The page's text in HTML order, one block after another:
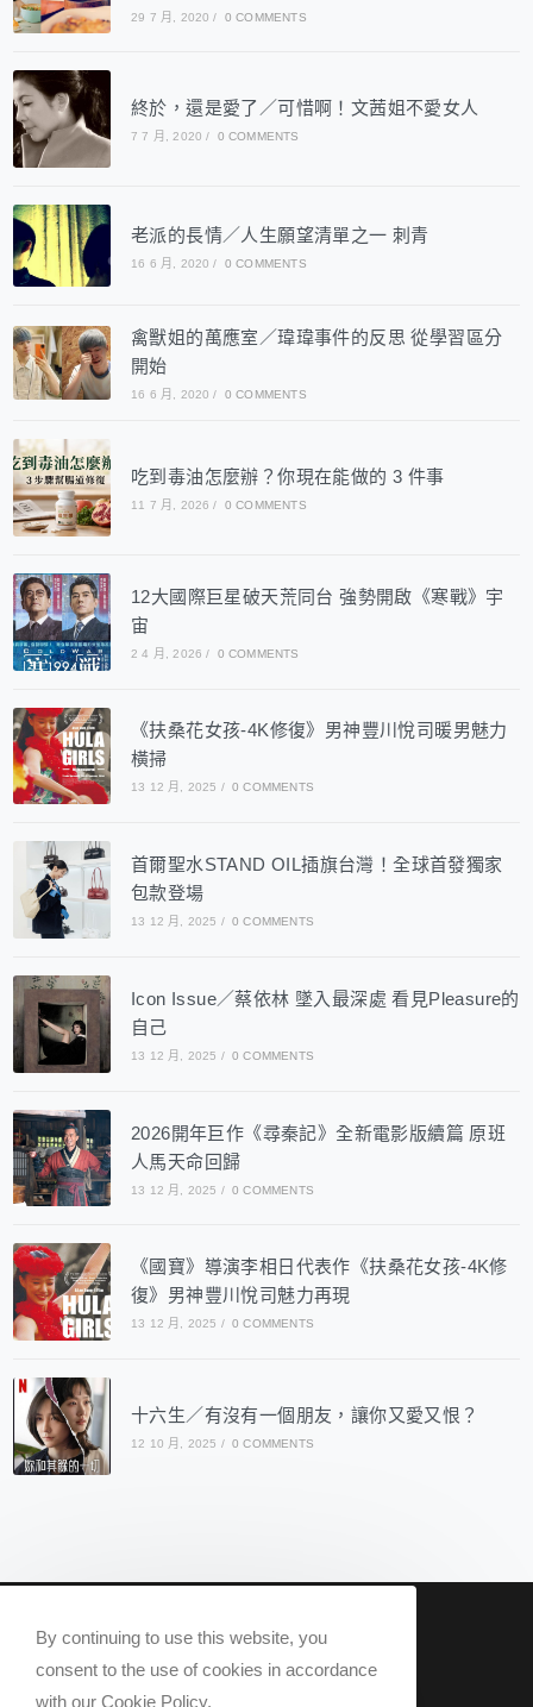
29 7 月, 2020 / 0 COMMENTS
終於，還是愛了／可惜啊！文茜姐不愛女人
7 7 月, 2020 / 0 COMMENTS
老派的長情／人生願望清單之一 刺青
16 6 月, 2020 / 0 COMMENTS
禽獸姐的萬應室／瑋瑋事件的反思 從學習區分
開始
16 6 月, 2020 / 0 COMMENTS
吃到毒油怎麼辦？你現在能做的 3 件事
11 7 月, 2026 / 0 COMMENTS
12大國際巨星破天荒同台 強勢開啟《寒戰》宇
宙
2 4 月, 2026 / 0 COMMENTS
《扶桑花女孩-4K修復》男神豐川悅司暖男魅力
橫掃
13 12 月, 2025 / 0 COMMENTS
首爾聖水STAND OIL插旗台灣！全球首發獨家
包款登場
13 12 月, 2025 / 0 COMMENTS
Icon Issue／蔡依林 墜入最深處 看見Pleasure的
自己
13 12 月, 2025 / 0 COMMENTS
2026開年巨作《尋秦記》全新電影版續篇 原班
人馬天命回歸
13 12 月, 2025 / 0 COMMENTS
《國寶》導演李相日代表作《扶桑花女孩-4K修
復》男神豐川悅司魅力再現
13 12 月, 2025 / 0 COMMENTS
十六生／有沒有一個朋友，讓你又愛又恨？
12 10 月, 2025 / 0 COMMENTS
Now Q 2020 @ All rights reserved.
By continuing to use this website, you
consent to the use of cookies in accordance
with our Cookie Policy.